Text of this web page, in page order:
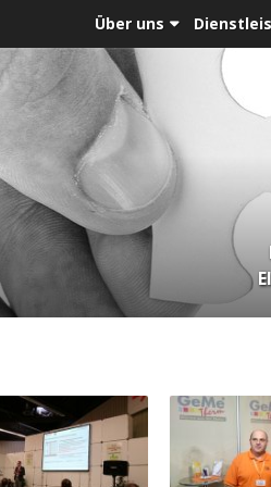
Über uns